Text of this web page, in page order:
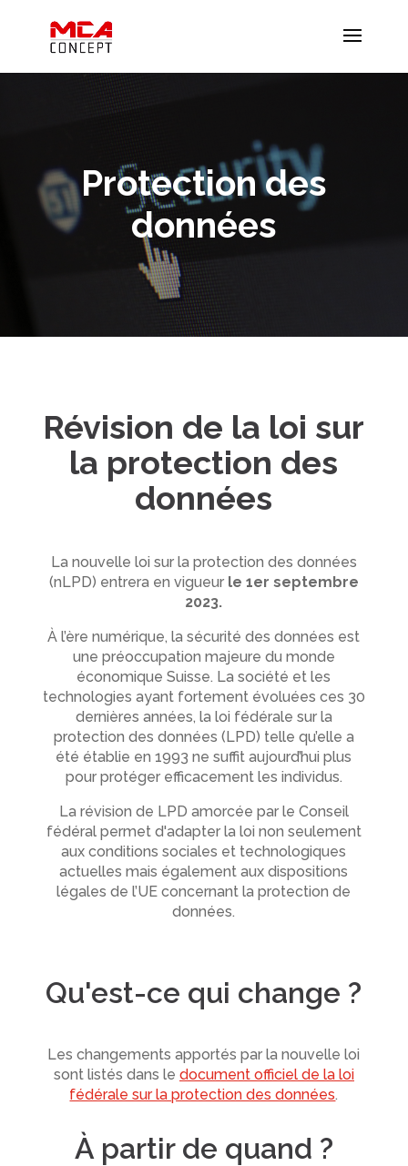
Protection des
données
Révision de la loi sur
la protection des
données
La nouvelle loi sur la protection des données
(nLPD) entrera en vigueur le 1er septembre
2023.
À l’ère numérique, la sécurité des données est
une préoccupation majeure du monde
économique Suisse. La société et les
technologies ayant fortement évoluées ces 30
dernières années, la loi fédérale sur la
protection des données (LPD) telle qu’elle a
été établie en 1993 ne suffit aujourd’hui plus
pour protéger efficacement les individus.
La révision de LPD amorcée par le Conseil
fédéral permet d'adapter la loi non seulement
aux conditions sociales et technologiques
actuelles mais également aux dispositions
légales de l’UE concernant la protection de
données.
Qu'est-ce qui change ?
Les changements apportés par la nouvelle loi
sont listés dans le document officiel de la loi
fédérale sur la protection des données.
À partir de quand ?